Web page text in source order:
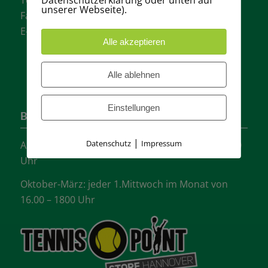
Fax: + 49 511- 601048
E-Mail:info@tvgw-hannover.de
Bürozeiten
April-September: jeder Mittwoch von 16.00 -18:00
Uhr
Oktober-März: jeder 1.Mittwoch im Monat von
16.00 – 1800 Uhr
unserer Webseite).
Alle akzeptieren
Alle ablehnen
Einstellungen
Datenschutz| Impressum